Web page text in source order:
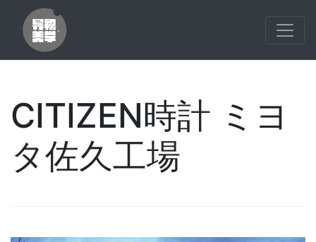
CITIZEN時計 ミヨ
タ佐久工場